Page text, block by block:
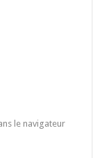
le navigateur